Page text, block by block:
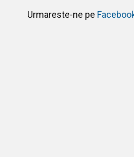
Urmareste-ne pe